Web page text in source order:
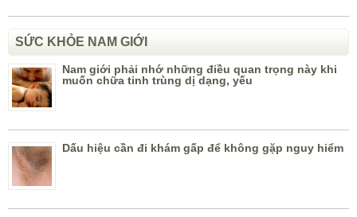
SỨC KHỎE NAM GIỚI
Nam giới phải nhớ những điều quan trọng này khi
muốn chữa tinh trùng dị dạng, yếu
Dấu hiệu cần đi khám gấp để không gặp nguy hiểm